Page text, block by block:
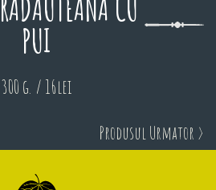
PUI
300 g. / 16lei
Produsul Urmator >